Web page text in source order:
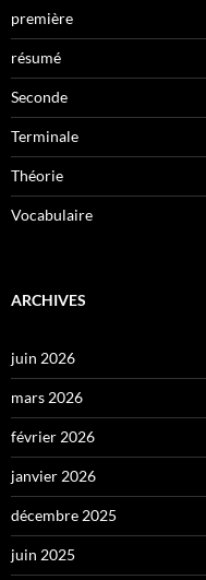
première
résumé
Seconde
Terminale
Théorie
Vocabulaire
ARCHIVES
juin 2026
mars 2026
février 2026
janvier 2026
décembre 2025
juin 2025